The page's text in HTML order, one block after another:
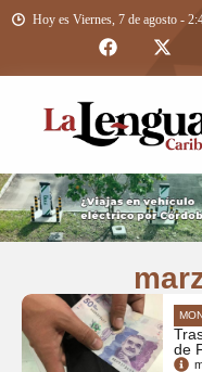
Hoy es Viernes, 7 de agosto -
de